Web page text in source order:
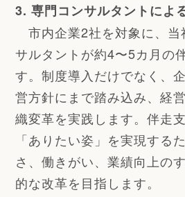
3. 専門コンサルタントによ
市内企業2社を対象に、当
サルタントが約4〜5カ月の
す。制度導入だけでなく、
営方針にまで踏み込み、経
織変革を実践します。伴走
「ありたい姿」を実現する
さ、働きがい、業績向上の
的な改革を目指します。